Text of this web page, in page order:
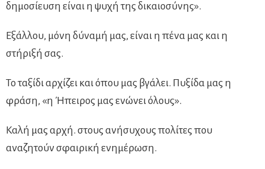
δημοσίευση είναι η ψυχή της δικαιοσύνης».
Εξάλλου, μόνη δύναμή μας, είναι η πένα μας και η
στήριξή σας.
Το ταξίδι αρχίζει και όπου μας βγάλει. Πυξίδα μας η
φράση, «η Ήπειρος μας ενώνει όλους».
Καλή μας αρχή. στους ανήσυχους πολίτες που
αναζητούν σφαιρική ενημέρωση.